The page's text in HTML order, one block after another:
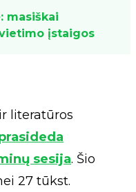
masiškai
įstaigos
literatūros
sesija. Šio
27 tūkst.